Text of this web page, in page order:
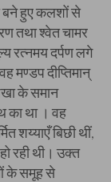
बने हुए कलशों से
तथा श्वेत चामर
रत्नमय दर्पण लगे
मण्डप दीप्तिमान्
के समान
का था । वह
शय्याएँ बिछी थीं,
रही थी। उक्त
के समूह से